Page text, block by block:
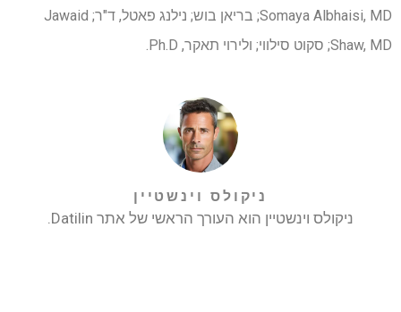
Somaya Albhaisi, MD; בריאן בוש; נילנג פאטל, ד"ר; Jawaid
Shaw, MD; סקוט סילווי; ולירוי תאקר, Ph.D.
ניקולס וינשטיין
ניקולס וינשטיין הוא העורך הראשי של אתר Datilin.